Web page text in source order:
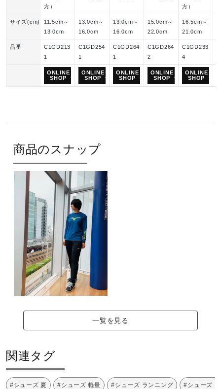
方）
方）
サイズ(cm)
11.5cm～
13.0cm
13.0cm～
16.0cm
13.0cm～
16.0cm
15.0cm～
22.0cm
16.5cm～
21.0cm
品番
C1GD213
1
C1GD254
1
C1GD264
1
C1GD264
2
C1GD233
4
ONLINE
SHOP
ONLINE
SHOP
ONLINE
SHOP
ONLINE
SHOP
ONLINE
SHOP
商品のスナップ
一覧を見る
関連タグ
#シューズ 夏 #シューズ 軽量 #シューズ ランニング #シューズ